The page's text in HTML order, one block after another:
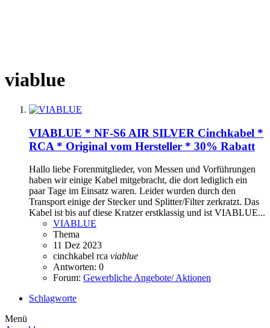
viablue
VIABLUE * NF-S6 AIR SILVER Cinchkabel *
RCA * Original vom Hersteller * 30% Rabatt
Hallo liebe Forenmitglieder, von Messen und Vorführungen
haben wir einige Kabel mitgebracht, die dort lediglich ein
paar Tage im Einsatz waren. Leider wurden durch den
Transport einige der Stecker und Splitter/Filter zerkratzt. Das
Kabel ist bis auf diese Kratzer erstklassig und ist VIABLUE...
VIABLUE
Thema
11 Dez 2023
cinchkabel rca viablue
Antworten: 0
Forum: Gewerbliche Angebote/ Aktionen
Schlagworte
Menü